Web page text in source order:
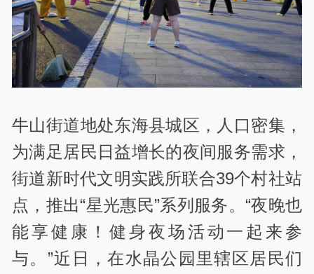
牛山街道地处东海县城区，人口密集，
为满足居民日益增长的夜间服务需求，
街道新时代文明实践所联合39个村社站
点，推出“星光惠民”系列服务。“夜晚也
能享健康！健身夜场活动一起来参
与。”近日，在水晶公园里辖区居民们